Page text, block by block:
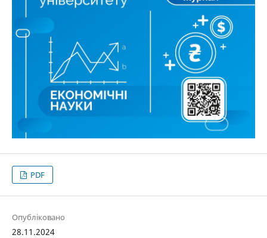
PDF
Опубліковано
28.11.2024